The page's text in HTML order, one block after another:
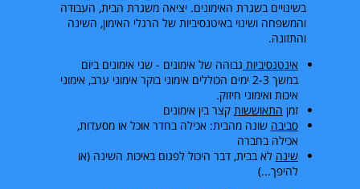
בשינויים בשגרת האימונים. יציאה משגרת הבית, העבודה
והמשפחה ושינוי באיטנסיביות של הרגלי האימון, השינה
והתזונה.
אינטנסיביות גבוהה של אימונים - שני אימונים ביום
במשך2-3 ימים הכוללים אימוני בוקר אימוני ערב, אימוני
איכות ואימוני חיזוק.
זמן התאוששות קצר בין אימונים
סביבה שונה מהבית: אכילה בחדר אוכל או מסעדות,
אכילה בחברה
שינה לא בבית, דבר היכול לפגום באיכות השינה (או
להיפך...)